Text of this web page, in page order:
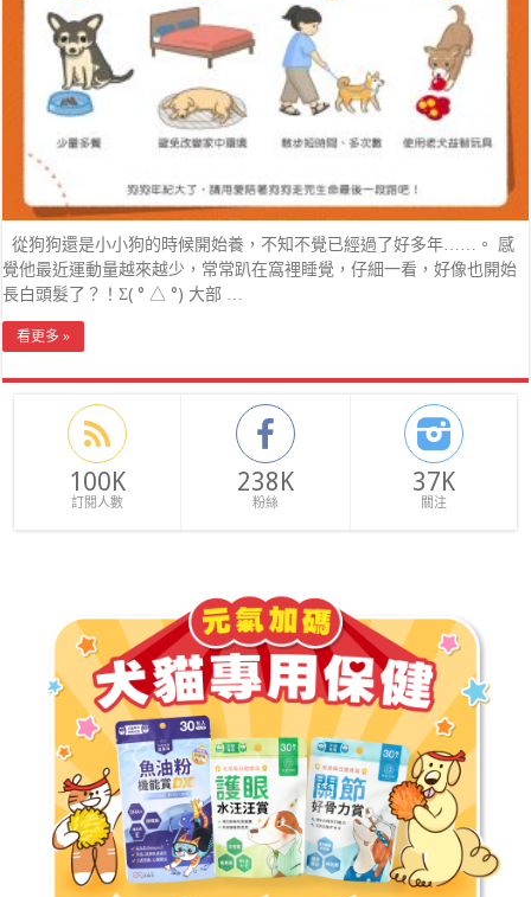
從狗狗還是小小狗的時候開始養，不知不覺已經過了好多年……。 感
覺他最近運動量越來越少，常常趴在窩裡睡覺，仔細一看，好像也開始
長白頭髮了？！Σ( ° △ °) 大部 …
看更多 »
100K
訂閱人數
238K
粉絲
37K
關注